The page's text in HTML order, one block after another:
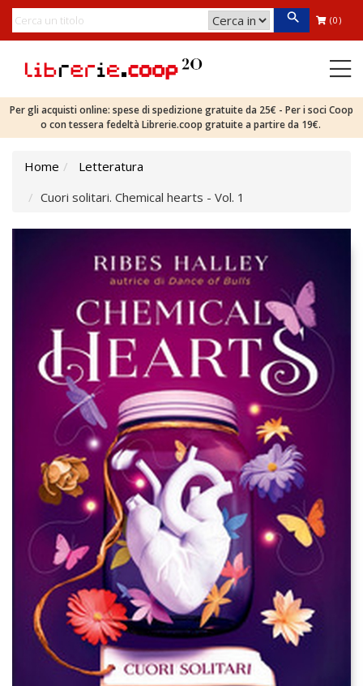
(0)
Per gli acquisti online: spese di spedizione gratuite da 25€ - Per i soci Coop
o con tessera fedeltà Librerie.coop gratuite a partire da 19€.
Home
Letteratura
Cuori solitari. Chemical hearts - Vol. 1